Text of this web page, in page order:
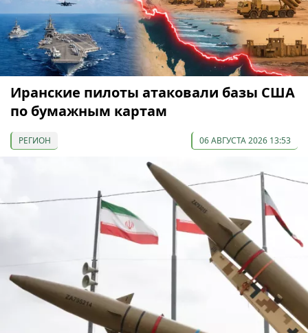
Иранские пилоты атаковали базы США
по бумажным картам
РЕГИОН 06 АВГУСТА 2026 13:53